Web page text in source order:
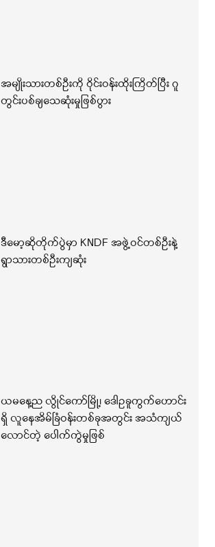
အမျိုးသားတစ်ဦးကို ဝိုင်းဝန်းထိုးကြိတ်ပြီး ဂူ
တွင်းပစ်ချသေဆုံးမှုဖြစ်ပွား
ဒီမော့ဆိုတိုက်ပွဲမှာ KNDF အဖွဲ့ဝင်တစ်ဦးနဲ့
ရွာသားတစ်ဦးကျဆုံး
ယမနေ့ည လွိုင်ကော်မြို့၊ ဒေါဥခူကွက်ဟောင်း
ရှိ လူနေအိမ်ခြံဝန်းတစ်ခုအတွင်း အသံကျယ်
လောင်တဲ့ ပေါက်ကွဲမှုဖြစ်